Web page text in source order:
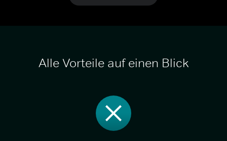
Alle Vorteile auf einen Blick